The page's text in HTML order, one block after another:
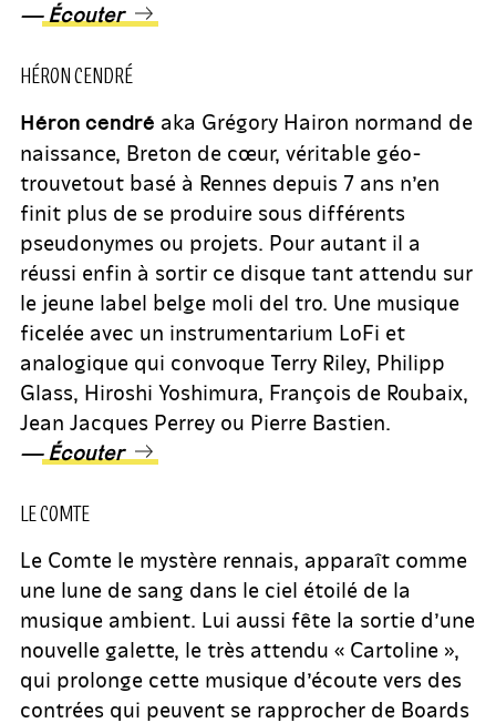
— Écouter
HÉRON CENDRÉ
Héron cendré aka Grégory Hairon normand de
naissance, Breton de cœur, véritable géo-
trouvetout basé à Rennes depuis 7 ans n’en
finit plus de se produire sous différents
pseudonymes ou projets. Pour autant il a
réussi enfin à sortir ce disque tant attendu sur
le jeune label belge moli del tro. Une musique
ficelée avec un instrumentarium LoFi et
analogique qui convoque Terry Riley, Philipp
Glass, Hiroshi Yoshimura, François de Roubaix,
Jean Jacques Perrey ou Pierre Bastien.
— Écouter
LE COMTE
Le Comte le mystère rennais, apparaît comme
une lune de sang dans le ciel étoilé de la
musique ambient. Lui aussi fête la sortie d’une
nouvelle galette, le très attendu « Cartoline »,
qui prolonge cette musique d’écoute vers des
contrées qui peuvent se rapprocher de Boards